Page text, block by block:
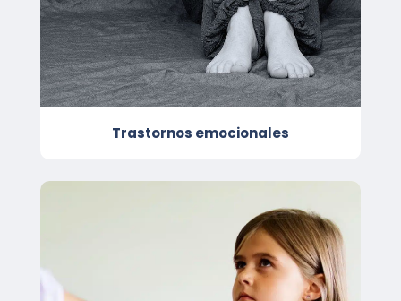
Trastornos emocionales